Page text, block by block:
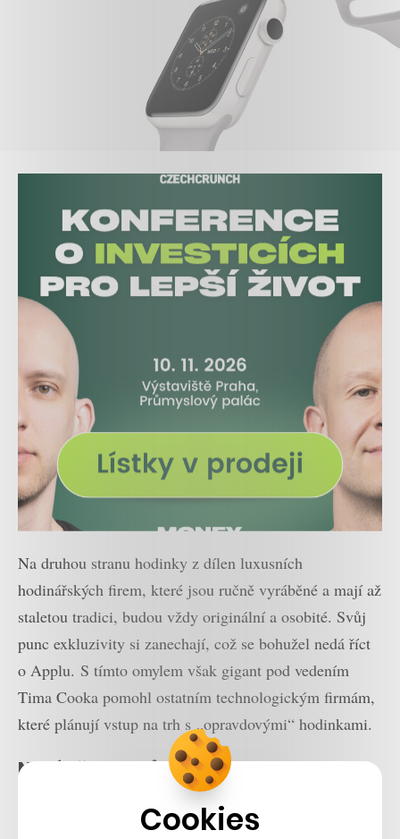
Na druhou stranu hodinky z dílen luxusních
hodinářských firem, které jsou ručně vyráběné a mají až
staletou tradici, budou vždy originální a osobité. Svůj
punc exkluzivity si zanechají, což se bohužel nedá říct
o Applu. S tímto omylem však gigant pod vedením
Tima Cooka pomohl ostatním technologickým firmám,
které plánují vstup na trh s „opravdovými“ hodinkami.
Není všem dnům konec
Neúspěch si však Apple může vyložit v dobrém slova
smyslu. Zvýšila se totiž koncentrace na trh s fitness
Cookies